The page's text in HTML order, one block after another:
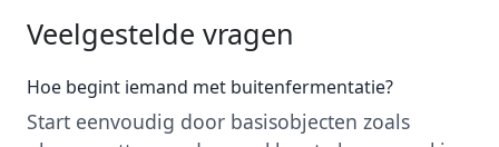
Veelgestelde vragen
Hoe begint iemand met buitenfermentatie?
Start eenvoudig door basisobjecten zoals